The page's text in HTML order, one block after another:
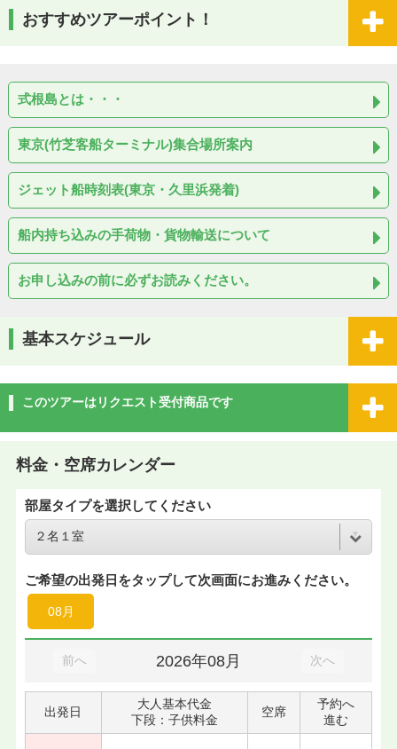
おすすめツアーポイント！
式根島とは・・・
東京(竹芝客船ターミナル)集合場所案内
ジェット船時刻表(東京・久里浜発着)
船内持ち込みの手荷物・貨物輸送について
お申し込みの前に必ずお読みください。
基本スケジュール
このツアーはリクエスト受付商品です
料金・空席カレンダー
部屋タイプを選択してください
ご希望の出発日をタップして次画面にお進みください。
08月
前へ 2026年08月 次へ
出発日
大人基本代金
下段：子供料金
空席
予約へ
進む